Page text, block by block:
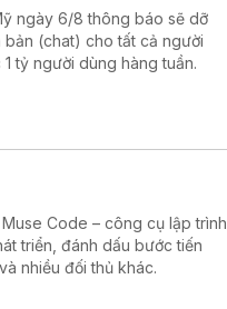
ngày 6/8 thông báo sẽ dỡ
(chat) cho tất cả người
mốc 1 tỷ người dùng hàng tuần.
Code – công cụ lập trình
triển, đánh dấu bước tiến
nhiều đối thủ khác.